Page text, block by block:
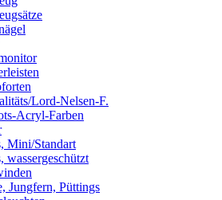
Lord-Nelsen-F.
Acryl-Farben
Mini/Standart
wassergeschützt
Jungfern, Püttings